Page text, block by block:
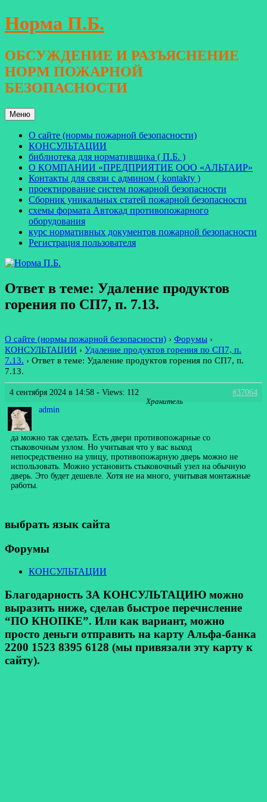
Перейти
к
Норма П.Б.
ОБСУЖДЕНИЕ И РАЗЪЯСНЕНИЕ
НОРМ ПОЖАРНОЙ
БЕЗОПАСНОСТИ
Меню
О сайте (нормы пожарной безопасности)
КОНСУЛЬТАЦИИ
библиотека для нормативщика ( П.Б. )
О КОМПАНИИ «ПРЕДПРИЯТИЕ ООО «АЛЬТАИР»
Контакты для связи с админом ( kontakty )
проектирование систем пожарной безопасности
Сборник уникальных статей пожарной безопасности
схемы формата Автокад противопожарного
оборудования
курс нормативных документов пожарной безопасности
Регистрация пользователя
Ответ в теме: Удаление продуктов
горения по СП7, п. 7.13.
О сайте (нормы пожарной безопасности) › Форумы ›
КОНСУЛЬТАЦИИ › Удаление продуктов горения по СП7, п.
7.13. › Ответ в теме: Удаление продуктов горения по СП7, п.
7.13.
4 сентября 2024 в 14:58 - Views: 112
#37064
admin
Хранитель
да можно так сделать. Есть двери противопожарные со
стыковочным узлом. Но учитывая что у вас выход
непосредственно на улицу, противопожарную дверь можно не
использовать. Можно установить стыковочный узел на обычную
дверь. Это будет дешевле. Хотя не на много, учитывая монтажные
работы.
выбрать язык сайта
Форумы
КОНСУЛЬТАЦИИ
Благодарность ЗА КОНСУЛЬТАЦИЮ можно
выразить ниже, сделав быстрое перечисление
“ПО КНОПКЕ”. Или как вариант, можно
просто деньги отправить на карту Альфа-банка
2200 1523 8395 6128 (мы привязали эту карту к
сайту).